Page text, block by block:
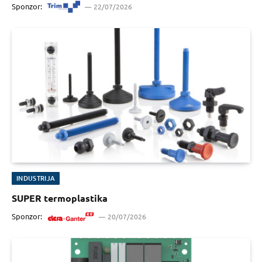
Sponzor: 22/07/2026
INDUSTRIJA
SUPER termoplastika
Sponzor: 20/07/2026